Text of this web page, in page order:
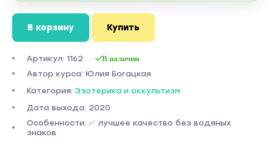
В корзину Купить
Артикул: 1162 В наличии
Автор курса: Юлия Богацкая
Категория: Эзотерика и оккультизм
Дата выхода: 2020
Особенности: ✅ лучшее качество без водяных
знаков